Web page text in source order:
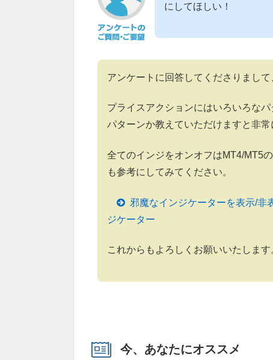
にしてほしい！
アンケートに回答してくださりまして
プライスアクションにはいろいろな
パターンか教えていただけますと非常
全てのインジをオンオフはMT4/MT5
も参考にしてみてください。
邪魔なインジケーターを表示/非
ジケーター
これからもよろしくお願いいたします
今、あなたにオススメ